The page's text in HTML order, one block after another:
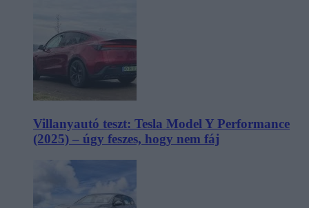
Villanyautó teszt: Tesla Model Y Performance
(2025) – úgy feszes, hogy nem fáj